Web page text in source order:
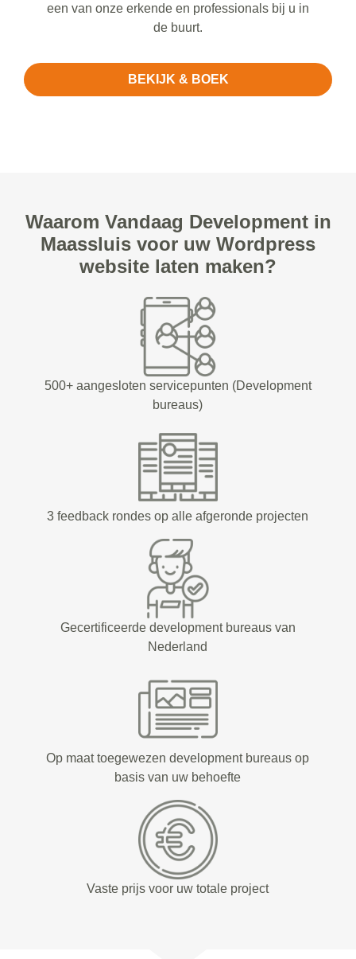
een van onze erkende en professionals bij u in
de buurt.
BEKIJK & BOEK
Waarom Vandaag Development in
Maassluis voor uw Wordpress
website laten maken?
500+ aangesloten servicepunten (Development
bureaus)
3 feedback rondes op alle afgeronde projecten
Gecertificeerde development bureaus van
Nederland
Op maat toegewezen development bureaus op
basis van uw behoefte
Vaste prijs voor uw totale project